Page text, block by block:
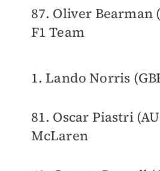
87. Oliver Bearman
F1 Team
1. Lando Norris
81. Oscar Piastri
McLaren